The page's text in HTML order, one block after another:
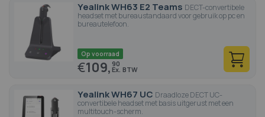
Yealink WH63 E2 Teams DECT-convertibele
headset met bureaustandaard voor gebruik op pc en
bureautelefoon.
Op voorraad
€109, 90
Yealink WH67 UC Draadloze DECT UC-
convertibele headset met basis uitgerust met een
multitouch-scherm.